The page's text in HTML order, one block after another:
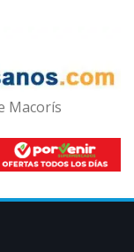
Macorís